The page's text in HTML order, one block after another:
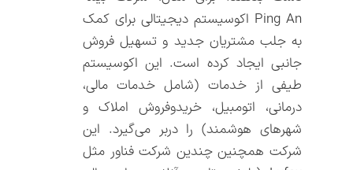
Ping An اکوسیستم دیجیتالی برای کمک
به جلب مشتریان جدید و تسهیل فروش
جانبی ایجاد کرده است. این اکوسیستم
طیفی از خدمات (شامل خدمات مالی،
درمانی، اتومبیل، خرید‌و‌فروش املاک و
شهرهای هوشمند) را دربر می‌گیرد. این
شرکت همچنین چندین شرکت فناور مثل